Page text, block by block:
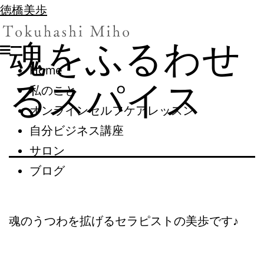
徳橋美歩
Home
私のこと
オンラインセルフケアレッスン
自分ビジネス講座
サロン
ブログ
魂をふるわせ
るスパイス
魂のうつわを拡げるセラピストの美歩です♪